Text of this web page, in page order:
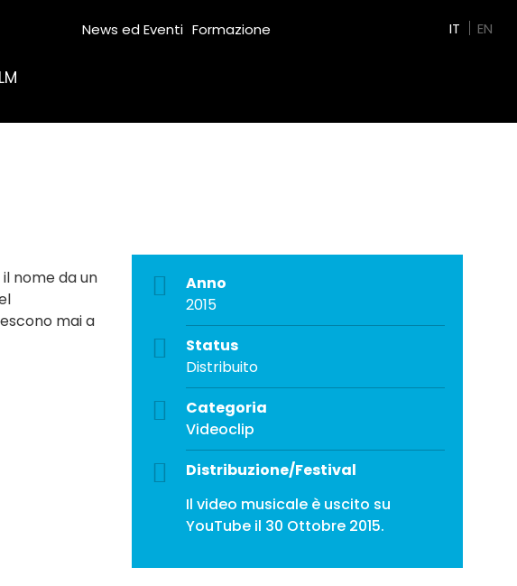
News ed Eventi Formazione IT EN
Anno
2015
Status
Distribuito
Categoria
Videoclip
Distribuzione/Festival
Il video musicale è uscito su
YouTube il 30 Ottobre 2015.
nome da un
mai a